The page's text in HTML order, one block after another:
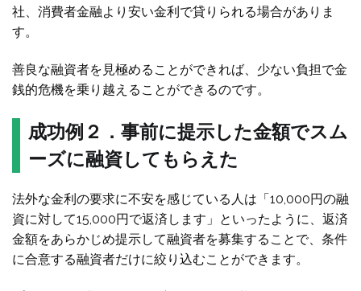
社、消費者金融より安い金利で貸りられる場合がありま
す。
善良な融資者を見極めることができれば、少ない負担で金
銭的危機を乗り越えることができるのです。
成功例２．事前に提示した金額でスム
ーズに融資してもらえた
法外な金利の要求に不安を感じている人は「10,000円の融
資に対して15,000円で返済します」といったように、返済
金額をあらかじめ提示して融資者を募集することで、条件
に合意する融資者だけに絞り込むことができます。